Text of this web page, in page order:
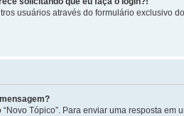
usuários através do formulário exclusivo
Tópico”. Para enviar uma resposta